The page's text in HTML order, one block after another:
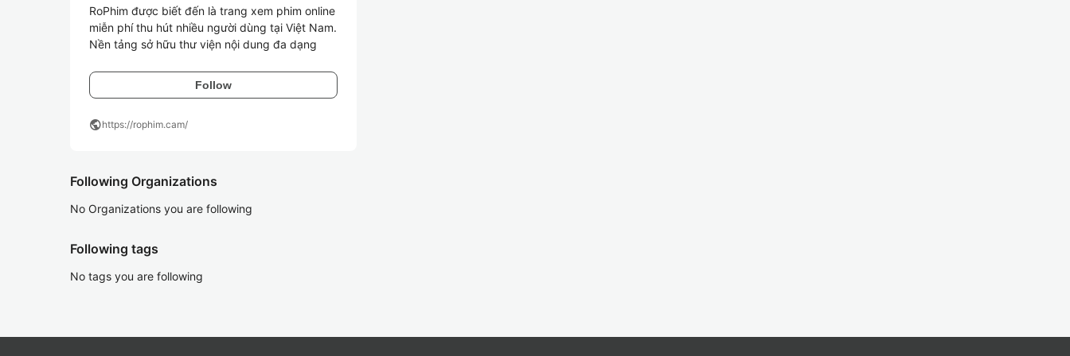
RoPhim được biết đến là trang xem phim online
miễn phí thu hút nhiều người dùng tại Việt Nam.
Nền tảng sở hữu thư viện nội dung đa dạng
Follow
publichttps://rophim.cam/
Following Organizations
No Organizations you are following
Following tags
No tags you are following